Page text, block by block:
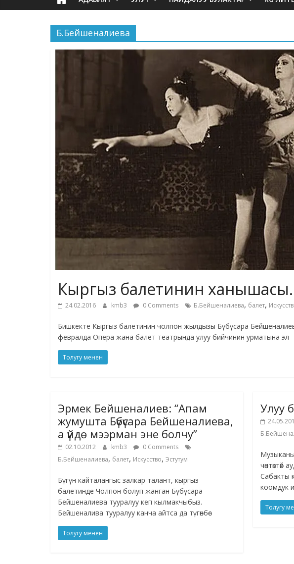
Б.Бейшеналиева
Кыргыз балетинин
24.02.2016 kmb3 0 Comments Б.Бейшеналиева, балет,
Бишкекте Кыргыз балетинин чолпон жылдызы Бүбүсара
февралда Опера жана балет театрында улуу бийчинин урматына эл
Толугу менен
Эрмек Бейшеналиев: “Апам
жумушта Бүбүсара Бейшеналиева,
а үйдө мээрман эне болчу”
02.10.2012 kmb3
0 Comments
Б.Бейшеналиева, балет, Искусство, Эстутум
Бүгүн кайталангыс залкар талант, кыргыз
балетинде Чолпон болуп жанган Бүбүсара
Бейшеналиева тууралуу кеп кылмакчыбыз.
Бейшеналива тууралуу канча айтса да түгөнбөс
Толугу менен
Улуу
Сабакты
коомдук
Толугу